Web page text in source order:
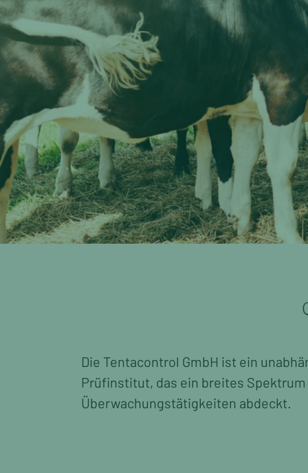
Konformitätsprüfung
Industriegüter & Rohstoffe
Qualität
Kunden
Unternehmen
Karriere
Kontakt
Die Tentacontrol GmbH ist ein
Prüfinstitut, das ein breites
Überwachungstätigkeiten abdeckt.